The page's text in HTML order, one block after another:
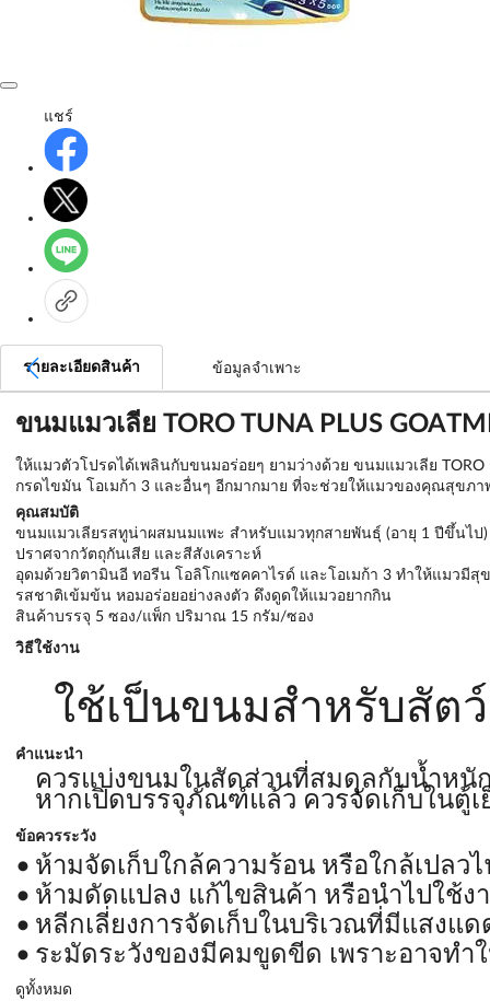
แชร์
รายละเอียดสินค้า ข้อมูลจำเพาะ
ขนมแมวเลีย TORO TUNA PLUS
ให้แมวตัวโปรดได้เพลินกับขนมอร่อยๆ ยามว่างด้วย ขนมแมวเลีย
กรดไขมัน โอเมก้า 3 และอื่นๆ อีกมากมาย ที่จะช่วยให้แมวของคุณสุขภา
คุณสมบัติ
ขนมแมวเลียรสทูน่าผสมนมแพะ สำหรับแมวทุกสายพันธุ์ (อายุ 1 ปีขึ้นไป)
ปราศจากวัตถุกันเสีย และสีสังเคราะห์
อุดมด้วยวิตามินอี ทอรีน โอลิโกแซคคาไรด์ และโอเมก้า 3 ทำให้แมวมีสุ
รสชาติเข้มข้น หอมอร่อยอย่างลงตัว ดึงดูดให้แมวอยากกิน
สินค้าบรรจุ 5 ซอง/แพ็ก ปริมาณ 15 กรัม/ซอง
วิธีใช้งาน
ใช้เป็นขนมสำหรับสัตว์
คำแนะนำ
ควรแบ่งขนมในสัดส่วนที่สมดุลกับน้ำหนัก
หากเปิดบรรจุภัณฑ์แล้ว ควรจัดเก็บในตู้เ
ข้อควรระวัง
ห้ามจัดเก็บใกล้ความร้อน หรือใกล้เปลว
ห้ามดัดแปลง แก้ไขสินค้า หรือนำไปใช้ง
หลีกเลี่ยงการจัดเก็บในบริเวณที่มีแสงแด
ระมัดระวังของมีคมขูดขีด เพราะอาจทำ
ดูทั้งหมด